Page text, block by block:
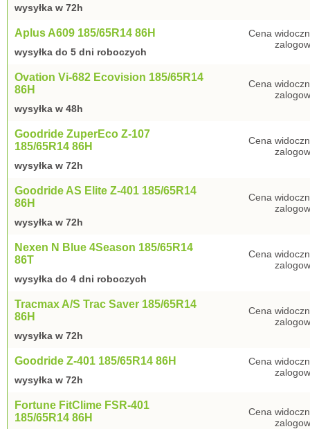
wysyłka w 72h
Aplus A609 185/65R14 86H
wysyłka do 5 dni roboczych
Cena
Ovation Vi-682 Ecovision 185/65R14
86H
wysyłka w 48h
Cena
Goodride ZuperEco Z-107
185/65R14 86H
wysyłka w 72h
Cena
Goodride AS Elite Z-401 185/65R14
86H
wysyłka w 72h
Cena
Nexen N Blue 4Season 185/65R14
86T
wysyłka do 4 dni roboczych
Cena
Tracmax A/S Trac Saver 185/65R14
86H
wysyłka w 72h
Cena
Goodride Z-401 185/65R14 86H
wysyłka w 72h
Cena
Fortune FitClime FSR-401
185/65R14 86H
Cena